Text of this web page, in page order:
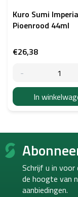
Kuro Sumi
Pioenrood 44ml
€26,38
In
F
Schrijf u in
de hoogte van
aanbiedingen.